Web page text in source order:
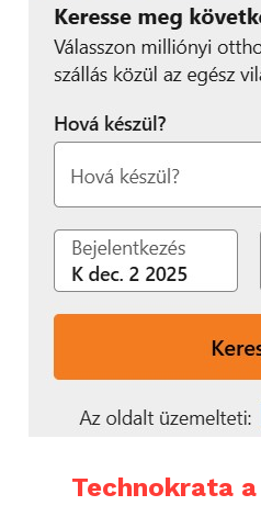
Technokrata